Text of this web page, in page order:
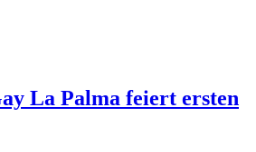
La Palma feiert ersten